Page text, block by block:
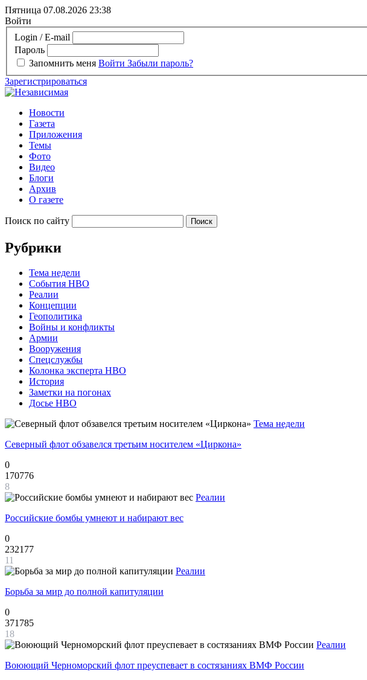
Пятница 07.08.2026 23:38
Войти
Login / E-mail
Пароль
Запомнить меня Войти Забыли пароль?
Зарегистрироваться
Новости
Газета
Приложения
Темы
Фото
Видео
Блоги
Архив
О газете
Поиск по сайту
Рубрики
Тема недели
События НВО
Реалии
Концепции
Геополитика
Войны и конфликты
Армии
Вооружения
Спецслужбы
Колонка эксперта НВО
История
Заметки на погонах
Досье НВО
Тема недели
Северный флот обзавелся третьим носителем «Циркона»
0
170776
8
Реалии
Российские бомбы умнеют и набирают вес
0
232177
11
Реалии
Борьба за мир до полной капитуляции
0
371785
18
Реалии
Воюющий Черноморский флот преуспевает в состязаниях ВМФ России